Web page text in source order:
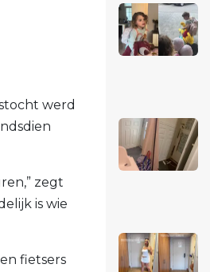
werd
zegt
is wie
fietsers